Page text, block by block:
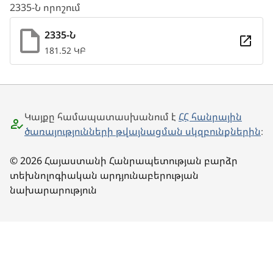
2335-Ն որոշում
2335-Ն
181.52 ԿԲ
Կայքը համապատասխանում է ՀՀ հանրային
ծառայությունների թվայնացման սկզբունքներին։
© 2026 Հայաստանի Հանրապետության բարձր
տեխնոլոգիական արդյունաբերության
նախարարություն